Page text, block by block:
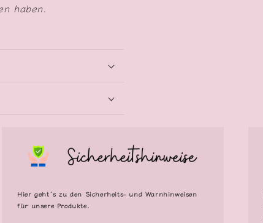
haben.
Hier geht´s zu den Sicherheits- und Warnhinweisen
für unsere Produkte.